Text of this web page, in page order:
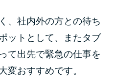
、社内外の方との待ち
ットとして、またタブ
て出先で緊急の仕事を
変おすすめです。